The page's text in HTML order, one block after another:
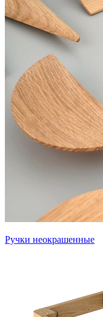
Ручки неокрашенные